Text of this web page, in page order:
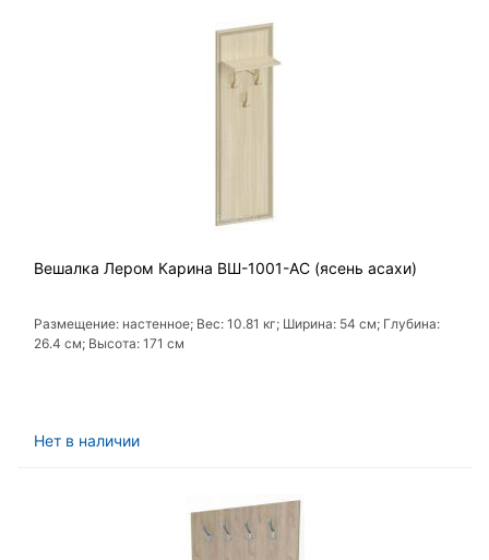
Вешалка Лером Карина ВШ-1001-АС (ясень асахи)
Размещение: настенное; Вес: 10.81 кг; Ширина: 54 см; Глубина:
26.4 см; Высота: 171 см
Нет в наличии